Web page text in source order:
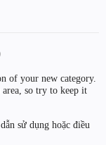
of your new category.
so try to keep it
sử dụng hoặc điều